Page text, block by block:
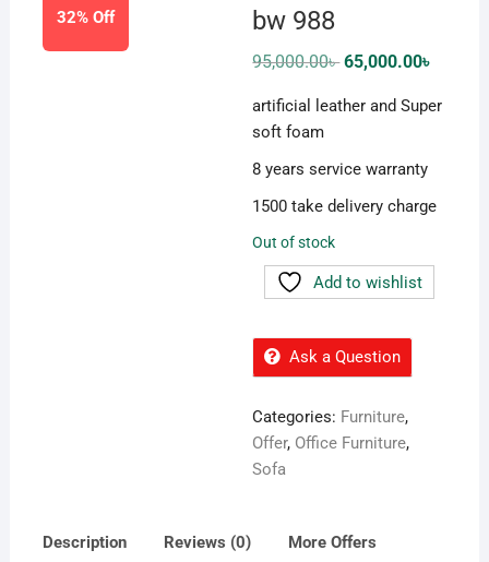
32% Off bw 988
95,000.00৳Original
price
95,000.00৳ .
65,000.00৳
artificial leather and Super
soft foam
8 years service warranty
1500 take delivery charge
Out of stock
Add to wishlist
Ask a Question
Categories: Furniture,
Offer, Office Furniture,
Sofa
Description Reviews (0) More Offers